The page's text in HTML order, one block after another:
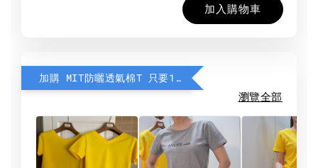
加入購物車
加購 MIT防曬透氣棉T 只要190元
瀏覽全部